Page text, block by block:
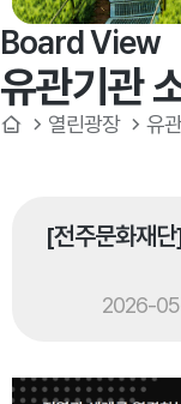
Board View
유관기관
열린광장 유
[전주문화재
2026-